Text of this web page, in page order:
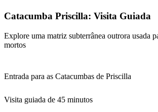
Catacumba Priscilla: Visita Guiada
Explore uma matriz subterrânea outrora usada
mortos
Entrada para as Catacumbas de Priscilla
Visita guiada de 45 minutos